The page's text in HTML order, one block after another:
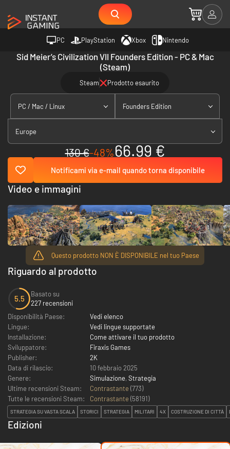
PC PlayStation Xbox Nintendo
Sid Meier’s Civilization VII Founders Edition - PC & Mac
(Steam)
Steam Prodotto esaurito
PC / Mac / Linux Founders Edition
Europe
130 €-48%66.99 €
Notificami via e-mail quando torna disponibile
Questo prodotto NON È DISPONIBILE nel tuo Paese
Riguardo al prodotto
5.5
Basato su
227 recensioni
Disponibilità Paese:
Vedi elenco
Lingue:
Vedi lingue supportate
Installazione:
Come attivare il tuo prodotto
Sviluppatore:
Firaxis Games
Publisher:
2K
Data di rilascio:
10 febbraio 2025
Genere:
Simulazione, Strategia
Ultime recensioni Steam:
Contrastante (773)
Tutte le recensioni Steam:
Contrastante (58191)
STRATEGIA SU VASTA SCALA STORICI STRATEGIA MILITARI 4X COSTRUZIONE DI CITTÀ
Edizioni
Video e immagini